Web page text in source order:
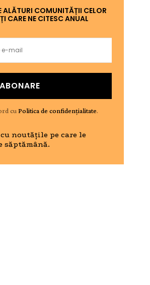
ALĂTURI COMUNITĂȚII CELOR
CARE NE CITESC ANUAL
ABONARE
cuPolitica de confidențialitate.
noutățile pe care le
săptămână.